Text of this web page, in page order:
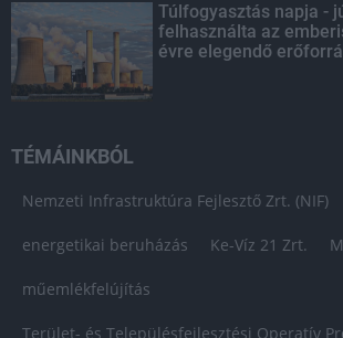
Túlfogyasztás napja -
felhasználta az
évre elegendő
TÉMÁINKBÓL
Nemzeti Infrastruktúra Fejlesztő Zrt. (NIF)
energetikai beruházás Ke-Víz 21 Zrt.
műemlékfelújítás
Terület- és Településfejlesztési Operatív